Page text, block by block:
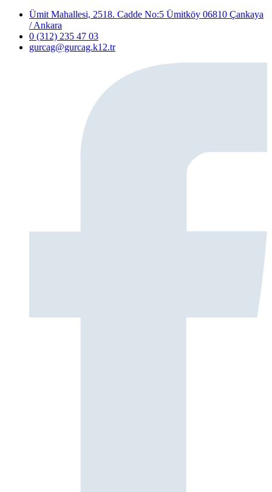
Ümit Mahallesi, 2518. Cadde No:5 Ümitköy 06810 Çankaya
/ Ankara
0 (312) 235 47 03
gurcag@gurcag.k12.tr